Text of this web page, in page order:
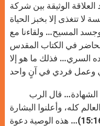
الوثيقة بين شركة
لا تتغذى إلا بخبز الحياة
وجسد المسيح… ولقاءنا مع
في الكتاب المقدس
السري… فذلك ما هو إلا
كله، وأعلنوا البشارة
إلى الخلق أجمعين” (مرقس 15:16)… هذه الوصية دعوة